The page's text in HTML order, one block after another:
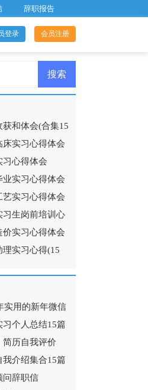
辞职报告
登录 会员注册
获和体会(合集15
床实习心得体会
习心得体会
业实习心得体会
艺实习心得体会
篇)
习生岗前培训心
5篇
价实习心得体会
篇
理实习心得(15
实用的新年微信
65句
习个人总结15篇
简历自我评价
我介绍集合15篇
问辞职信